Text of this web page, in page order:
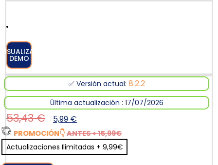
VISUALIZAR
DEMO
✅ Versión actual: 8.2.2
Última actualización : 17/07/2026
53,43€ 5,99 €
PROMOCIÓN👇 ANTES + 15,99€
Actualizaciones Ilimitadas + 9,99€